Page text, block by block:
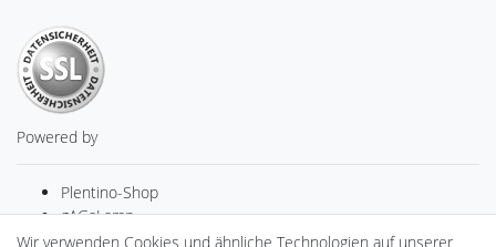
Powered by
Plentino-Shop
gAGaLamp
Drohnenstore24
Wir verwenden Cookies und ähnliche Technologien auf unserer